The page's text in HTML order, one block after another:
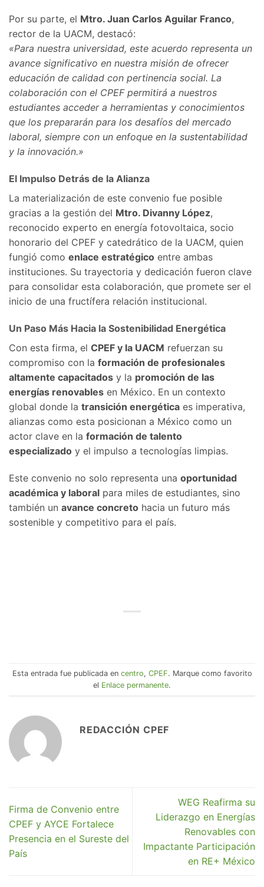
Por su parte, el Mtro. Juan Carlos Aguilar Franco,
rector de la UACM, destacó:
«Para nuestra universidad, este acuerdo representa un
avance significativo en nuestra misión de ofrecer
educación de calidad con pertinencia social. La
colaboración con el CPEF permitirá a nuestros
estudiantes acceder a herramientas y conocimientos
que los prepararán para los desafíos del mercado
laboral, siempre con un enfoque en la sustentabilidad
y la innovación.»
El Impulso Detrás de la Alianza
La materialización de este convenio fue posible
gracias a la gestión del Mtro. Divanny López,
reconocido experto en energía fotovoltaica, socio
honorario del CPEF y catedrático de la UACM, quien
fungió como enlace estratégico entre ambas
instituciones. Su trayectoria y dedicación fueron clave
para consolidar esta colaboración, que promete ser el
inicio de una fructífera relación institucional.
Un Paso Más Hacia la Sostenibilidad Energética
Con esta firma, el CPEF y la UACM refuerzan su
compromiso con la formación de profesionales
altamente capacitados y la promoción de las
energías renovables en México. En un contexto
global donde la transición energética es imperativa,
alianzas como esta posicionan a México como un
actor clave en la formación de talento
especializado y el impulso a tecnologías limpias.
Este convenio no solo representa una oportunidad
académica y laboral para miles de estudiantes, sino
también un avance concreto hacia un futuro más
sostenible y competitivo para el país.
Esta entrada fue publicada en centro, CPEF. Marque como favorito
el Enlace permanente.
REDACCIÓN CPEF
Firma de Convenio entre
CPEF y AYCE Fortalece
Presencia en el Sureste del
País
WEG Reafirma su
Liderazgo en Energías
Renovables con
Impactante Participación
en RE+ México